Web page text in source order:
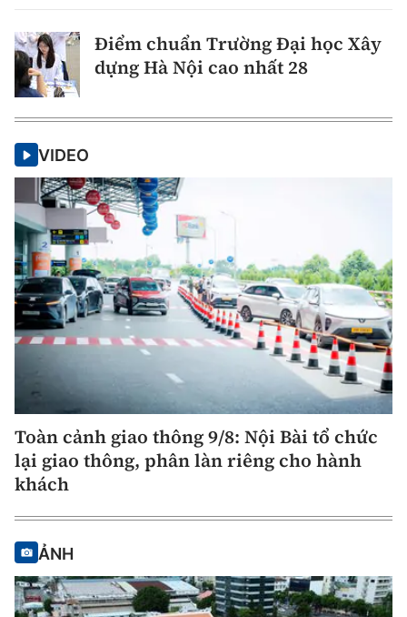
Điểm chuẩn Trường Đại học Xây
dựng Hà Nội cao nhất 28
VIDEO
Toàn cảnh giao thông 9/8: Nội Bài tổ chức
lại giao thông, phân làn riêng cho hành
khách
ẢNH